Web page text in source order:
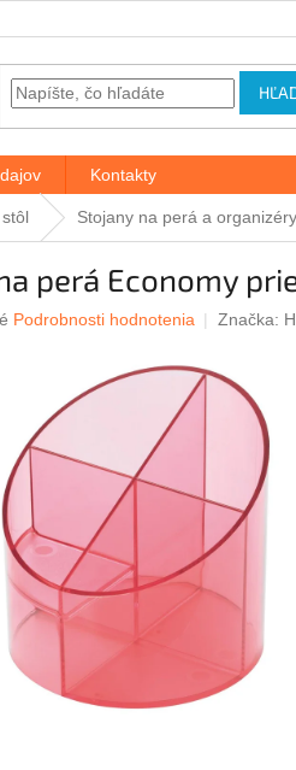
Kontakty
Stojany na perá a organizéry
perá Economy
Podrobnosti hodnotenia Značka: